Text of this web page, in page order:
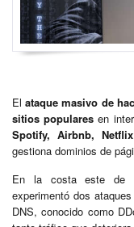
Elataque masivo de
sitios populares en
Spotify, Airbnb,
gestiona dominios de
En la costa este de
experimentó dos
DNS, conocido como